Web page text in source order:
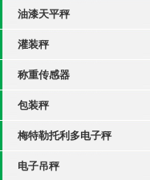
油漆天平秤
灌装秤
称重传感器
包装秤
梅特勒托利多电子秤
电子吊秤